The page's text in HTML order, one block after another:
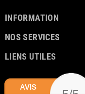
INFORMATION
NOS SERVICES
LIENS UTILES
AVIS